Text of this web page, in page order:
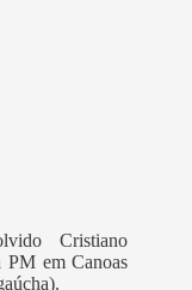
Cristiano
PM em Canoas